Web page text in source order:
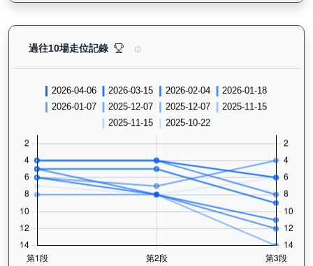
過往10場走位記錄 狀元及第（E392）— 過往走位記錄